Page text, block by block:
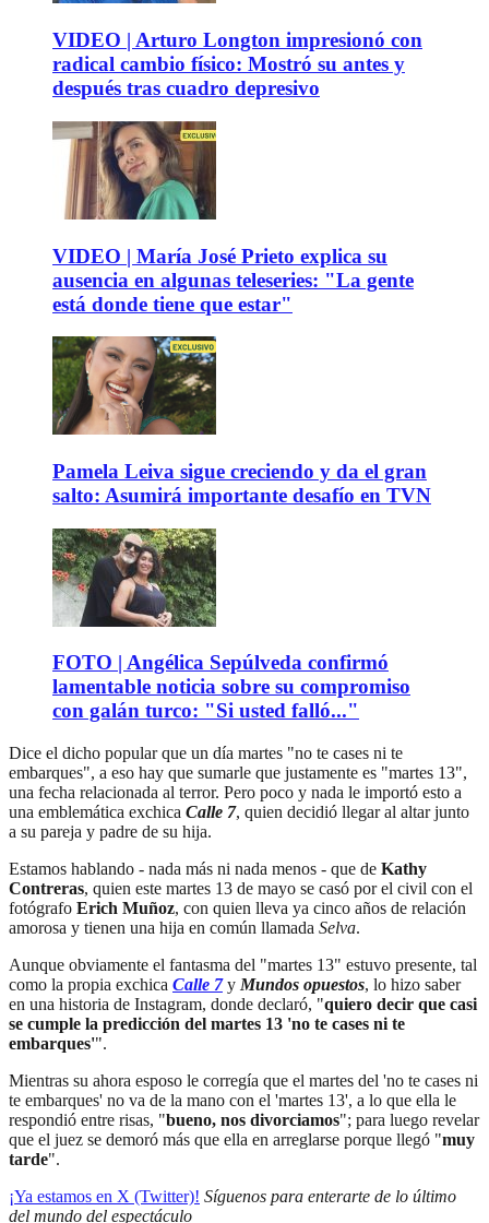
VIDEO | Arturo Longton impresionó con
radical cambio físico: Mostró su antes y
después tras cuadro depresivo
VIDEO | María José Prieto explica su
ausencia en algunas teleseries: "La gente
está donde tiene que estar"
Pamela Leiva sigue creciendo y da el gran
salto: Asumirá importante desafío en TVN
FOTO | Angélica Sepúlveda confirmó
lamentable noticia sobre su compromiso
con galán turco: "Si usted falló..."
Dice el dicho popular que un día martes "no te cases ni te
embarques", a eso hay que sumarle que justamente es "martes 13",
una fecha relacionada al terror. Pero poco y nada le importó esto a
una emblemática exchica Calle 7, quien decidió llegar al altar junto
a su pareja y padre de su hija.
Estamos hablando - nada más ni nada menos - que de Kathy
Contreras, quien este martes 13 de mayo se casó por el civil con el
fotógrafo Erich Muñoz, con quien lleva ya cinco años de relación
amorosa y tienen una hija en común llamada Selva.
Aunque obviamente el fantasma del "martes 13" estuvo presente, tal
como la propia exchica Calle 7y Mundos opuestos, lo hizo saber
en una historia de Instagram, donde declaró, "quiero decir que casi
se cumple la predicción del martes 13 'no te cases ni te
embarques'".
Mientras su ahora esposo le corregía que el martes del 'no te cases ni
te embarques' no va de la mano con el 'martes 13', a lo que ella le
respondió entre risas, "bueno, nos divorciamos"; para luego revelar
que el juez se demoró más que ella en arreglarse porque llegó "muy
tarde".
¡Ya estamos en X (Twitter)! Síguenos para enterarte de lo último
del mundo del espectáculo